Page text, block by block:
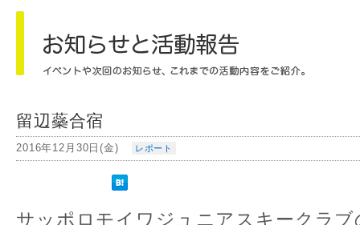
留辺蘂合宿
2016年12月30日(金) レポート
サッポロモイワジュニアスキークラ